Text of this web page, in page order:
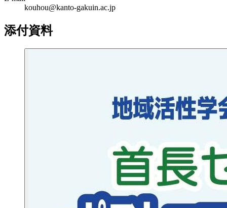
kouhou@kanto-gakuin.ac.jp
添付資料